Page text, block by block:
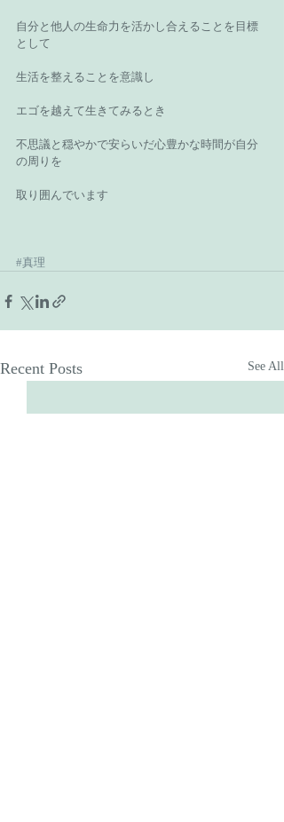
自分と他人の生命力を活かし合えることを目標
として
生活を整えることを意識し
エゴを越えて生きてみるとき
不思議と穏やかで安らいだ心豊かな時間が自分
の周りを
取り囲んでいます
#真理
Recent Posts See All